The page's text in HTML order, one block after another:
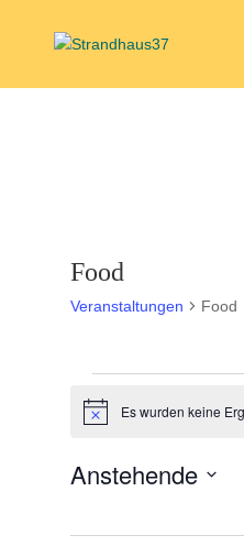
Food
Veranstaltungen Food
HinweisEs wurden keine
Anstehende